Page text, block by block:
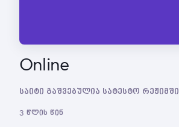
Online
საიტი გაშვებულია სატესტო რეჟიმში
3 წლის წინ